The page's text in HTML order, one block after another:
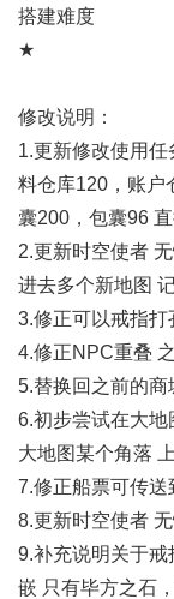
搭建难度
★
修改说明：
1.更新修改使用
料仓库120，账户
囊200，包囊96
2.更新时空使者
进去多个新地图
3.修正可以戒指打
4.修正NPC重叠
5.替换回之前的商
6.初步尝试在大
大地图某个角落
7.修正船票可传送
8.更新时空使者
9.补充说明关于
嵌 只有毕方之石